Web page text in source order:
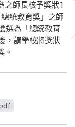
之師長核予獎狀1
統教育獎」之師
選為「總統教育
，請學校將獎狀
。